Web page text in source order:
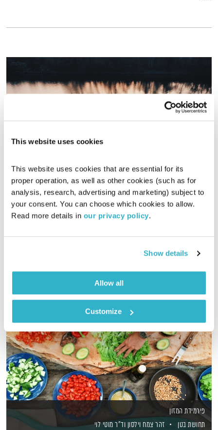
This website uses cookies
This website uses cookies that are essential for its
proper operation, as well as other cookies (such as for
analysis, research, advertising and marketing) subject to
your consent. You can choose which cookies to allow.
Read more details in our privacy policy.
Show details
Allow all
Customize
עולם קטן – 21.12.15
עולם קטן
אורי בנקהלטר
21.12.15
01:57:34
אודיו
פירמידת המזון
תחושת בטן
זהר צמח וילסון וד"ר מוטי לוי